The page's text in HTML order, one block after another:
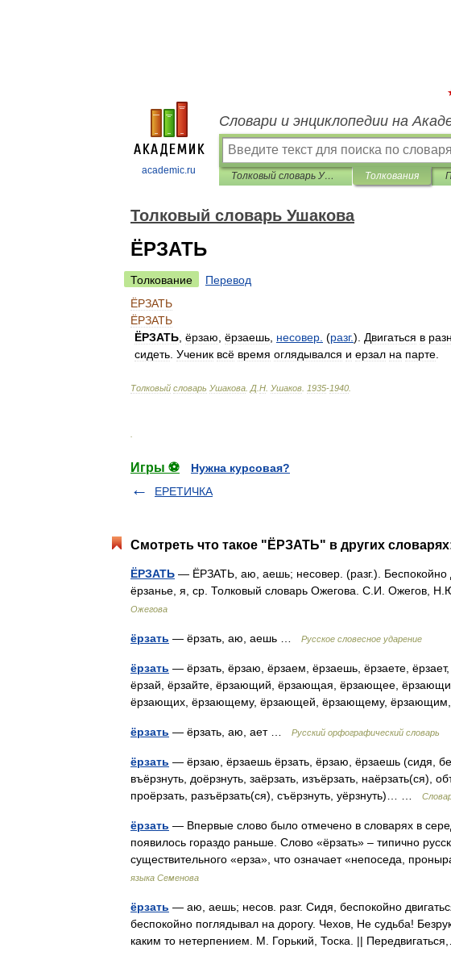
academic.ru
Словари и энциклопедии на
Толковый словарь Ушакова Толкования
Толковый словарь Ушакова
ЁРЗАТЬ
Толкование
Перевод
ЁРЗАТЬ
ЁРЗАТЬ
ЁРЗАТЬ ёрзаю ёрзаешь несовер (разг.). Двигаться в
сидеть Ученик всё время оглядывался и ерзал на парте
Толковый словарь Ушакова Д Н Ушаков 1935-1940
Игры ⚽
Нужна курсовая?
ЕРЕТИЧКА
Смотреть что такое "ЁРЗАТЬ" в других
ЁРЗАТЬ — ЁРЗАТЬ, аю, аешь; несовер. (разг.). Беспокойно
ёрзанье, я, ср. Толковый словарь Ожегова. С.И. Ожегов,
Ожегова
ёрзать — ёрзать, аю, аешь … Русское словесное ударение
ёрзать — ёрзать, ёрзаю, ёрзаем, ёрзаешь, ёрзаете,
ёрзай, ёрзайте, ёрзающий, ёрзающая, ёрзающее,
ёрзающих, ёрзающему, ёрзающей, ёрзающему,
ёрзать — ёрзать, аю, ает … Русский орфографический словарь
ёрзать — ёрзаю, ёрзаешь ёрзать, ёрзаю, ёрзаешь (сидя,
въёрзнуть, доёрзнуть, заёрзать, изъёрзать, наёрзать(ся),
проёрзать, разъёрзать(ся), съёрзнуть, уёрзнуть)… …
ёрзать — Впервые слово было отмечено в словарях в
появилось гораздо раньше. Слово «ёрзать» – типично
существительного «ерза», что означает «непоседа,
языка Семенова
ёрзать — аю, аешь; несов. разг. Сидя, беспокойно
беспокойно поглядывал на дорогу. Чехов, Не судьба!
каким то нетерпением. М. Горький, Тоска. ||